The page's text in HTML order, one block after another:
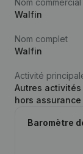
Nom commercial
Walfin
Nom complet
Walfin
Activité
Autres
hors
Baromètre